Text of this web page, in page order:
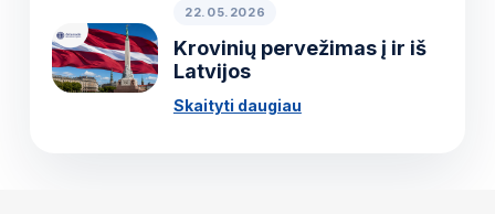
22.05.2026
Krovinių pervežimas į ir iš
Latvijos
Skaityti daugiau